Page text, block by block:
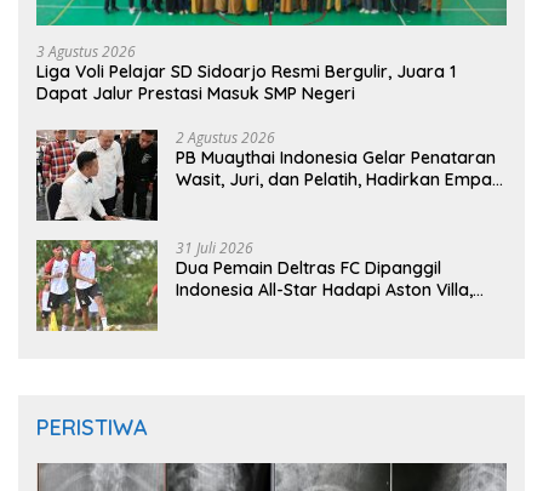
3 Agustus 2026
Liga Voli Pelajar SD Sidoarjo Resmi Bergulir, Juara 1
Dapat Jalur Prestasi Masuk SMP Negeri
2 Agustus 2026
PB Muaythai Indonesia Gelar Penataran
Wasit, Juri, dan Pelatih, Hadirkan Empat
31 Juli 2026
Dua Pemain Deltras FC Dipanggil
Indonesia All-Star Hadapi Aston Villa,
PERISTIWA